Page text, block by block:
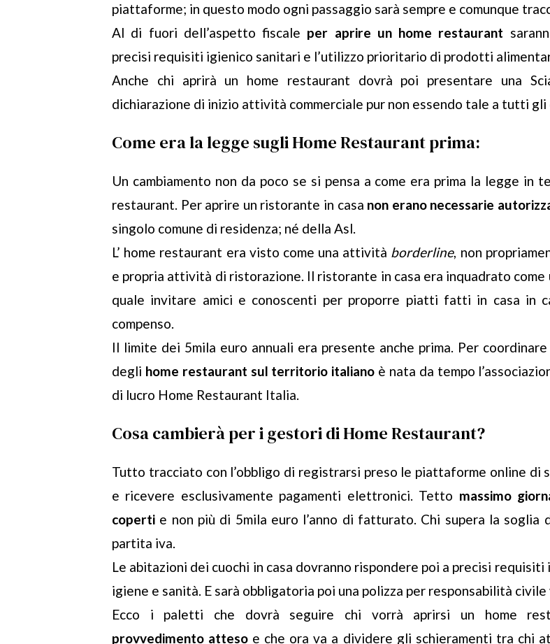
piattaforme; in questo modo ogni passaggio sarà sempre e comunque
Al di fuori dell’aspetto fiscale per aprire un home restaurant
precisi requisiti igienico sanitari e l’utilizzo prioritario di prodotti
Anche chi aprirà un home restaurant dovrà poi presentare una
dichiarazione di inizio attività commerciale pur non essendo tale a tutti
Come era la legge sugli Home Restaurant prima:
Un cambiamento non da poco se si pensa a come era prima la legge in
restaurant. Per aprire un ristorante in casa non erano necessarie
singolo comune di residenza; né della Asl.
L’ home restaurant era visto come una attività borderline, non
e propria attività di ristorazione. Il ristorante in casa era inquadrato come
quale invitare amici e conoscenti per proporre piatti fatti in casa in
compenso.
Il limite dei 5mila euro annuali era presente anche prima. Per coordinare
degli home restaurant sul territorio italiano è nata da tempo
di lucro Home Restaurant Italia.
Cosa cambierà per i gestori di Home Restaurant?
Tutto tracciato con l’obbligo di registrarsi preso le piattaforme online di
e ricevere esclusivamente pagamenti elettronici. Tetto massimo
coperti e non più di 5mila euro l’anno di fatturato. Chi supera la soglia
partita iva.
Le abitazioni dei cuochi in casa dovranno rispondere poi a precisi requisiti
igiene e sanità. E sarà obbligatoria poi una polizza per responsabilità
Ecco i paletti che dovrà seguire chi vorrà aprirsi un home
provvedimento atteso e che ora va a dividere gli schieramenti tra chi